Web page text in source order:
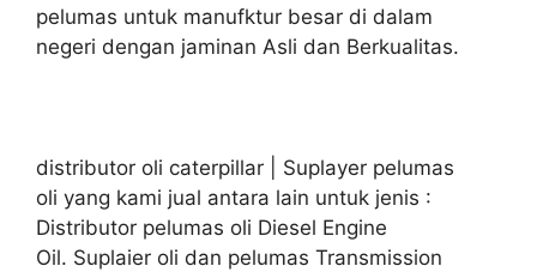
pelumas untuk manufktur besar di dalam
negeri dengan jaminan Asli dan Berkualitas.
distributor oli caterpillar | Suplayer pelumas
oli yang kami jual antara lain untuk jenis :
Distributor pelumas oli Diesel Engine
Oil. Suplaier oli dan pelumas Transmission